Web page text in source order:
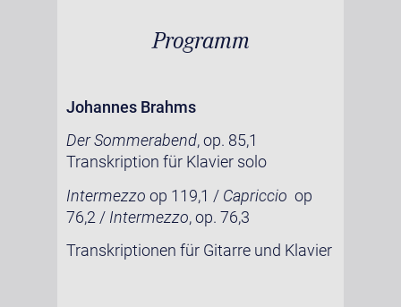
Programm
Johannes Brahms
Der Sommerabend, op. 85,1
Transkription für Klavier solo
Intermezzo op 119,1 / Capriccio op
76,2 / Intermezzo, op. 76,3
Transkriptionen für Gitarre und Klavier